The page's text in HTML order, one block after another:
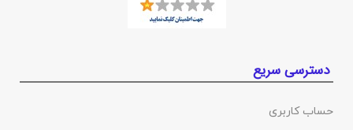
دسترسی سریع
حساب کاربری